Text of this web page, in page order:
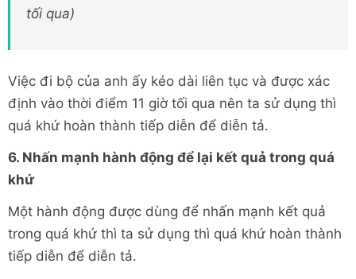
tối qua)
Việc đi bộ của anh ấy kéo dài liên tục và được xác
định vào thời điểm 11 giờ tối qua nên ta sử dụng thì
quá khứ hoàn thành tiếp diễn để diễn tả.
6. Nhấn mạnh hành động để lại kết quả trong quá
khứ
Một hành động được dùng để nhấn mạnh kết quả
trong quá khứ thì ta sử dụng thì quá khứ hoàn thành
tiếp diễn để diễn tả.